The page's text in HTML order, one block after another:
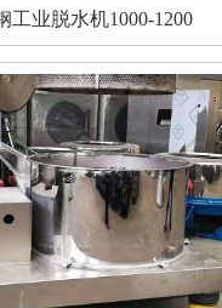
工业脱水机1000-1200